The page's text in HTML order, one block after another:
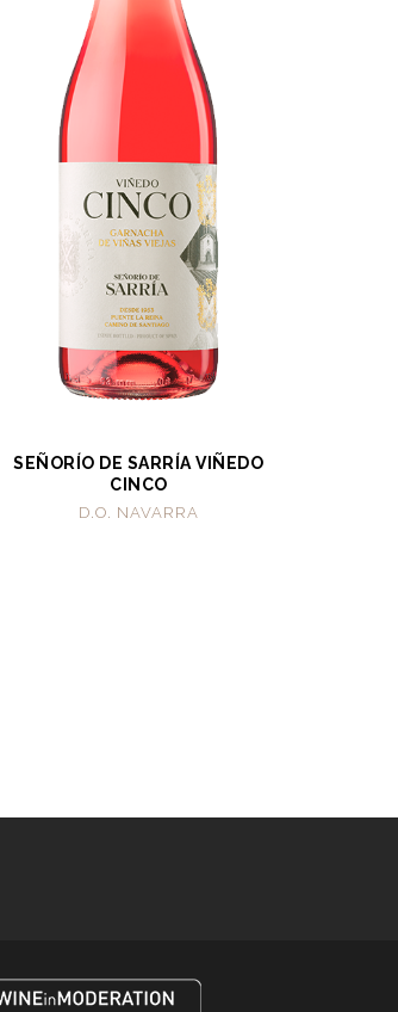
SEÑORÍO DE SARRÍA VIÑEDO
CINCO
D.O. NAVARRA